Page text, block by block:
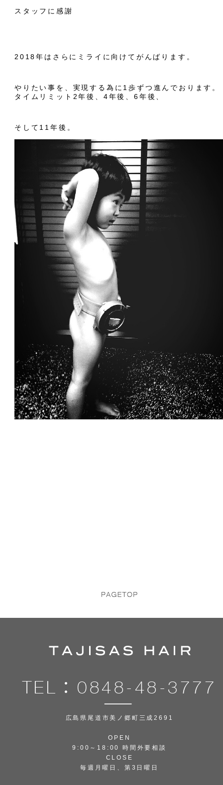
スタッフに感謝
2018年はさらにミライに向けてがんばります。
やりたい事を、実現する為に1歩ずつ進んでおります。
タイムリミット2年後、4年後、6年後、
そして11年後。
広島県尾道市美ノ郷町三成2691
OPEN
9:00～18:00 時間外要相談
CLOSE
毎週月曜日、第3日曜日